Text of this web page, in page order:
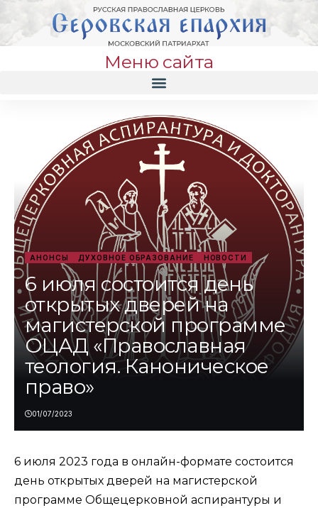
Меню сайта
АНОНСЫ ДУХОВНОЕ ОБРАЗОВАНИЕ НОВОСТИ
6 июля состоится день
открытых дверей на
магистерской программе
ОЦАД «Православная
теология. Каноническое
право»
01/07/2023
6 июля 2023 года в онлайн-формате состоится
день открытых дверей на магистерской
программе Общецерковной аспирантуры и